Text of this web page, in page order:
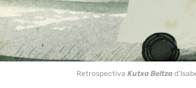
Retrospectiva Kutxa Beltza